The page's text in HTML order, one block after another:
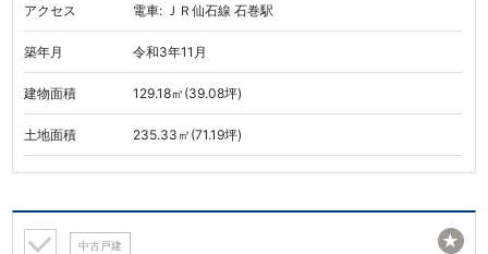
アクセス
電車: ＪＲ仙石線 石巻駅
築年月 令和3年11月
建物面積 129.18㎡(39.08坪)
土地面積 235.33㎡(71.19坪)
中古戸建 ★